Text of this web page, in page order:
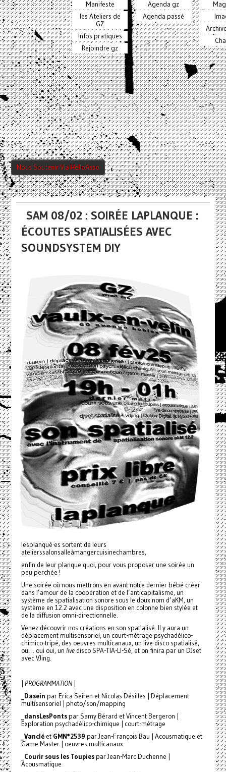
Manifeste
les Ateliers de
GZ
Infos pratiques
Rejoindre gz
Agenda gz
Agenda passé
Nous Soutenir Via HelloAsso
SAM 08/02 : SOIRÉE LAPLANQUE :
ÉCOUTES SPATIALISÉES AVEC
SOUNDSYSTEM DIY
lesplanqué·es sortent de leurs
atelierssalonsalleàmangercuisinechambres,
enfin de leur planque quoi, pour vous proposer une soirée un
peu perchée !
Une soirée où nous mettrons en avant notre dernier bébé créer
dans l’amour de la coopération et de l’anticapitalisme, un
système de spatialisation sonore sous le doux nom d’aKM, un
système en 12.2 avec une disposition en colonne bien stylée et
de la diffusion omni-directionnelle.
Venez découvrir nos créations en son spatialisé. Il y aura un
déplacement multisensoriel, un court-métrage psychadélico-
chimico-tripé, des oeuvres multicanaux, un live disco spatialisé,
oui .. oui oui, un livedisco SPA-TIA-LI-Sé, et on finira par un DJset
avec VJing.
PROGRAMMATION|
_Dasein par Erica Seiren et Nicolas Désilles | Déplacement
multisensoriel | photo/son/mapping
_dansLesPontspar Samy Bérard et Vincent Bergeron |
Exploration psychadélico-chimique | court-métrage
_Vancléet GMN*2539 par Jean-François Bau | Acousmatique et
Game Master | oeuvres multicanaux
Courir sous les Toupiespar Jean-Marc Duchenne |
Acousmatique